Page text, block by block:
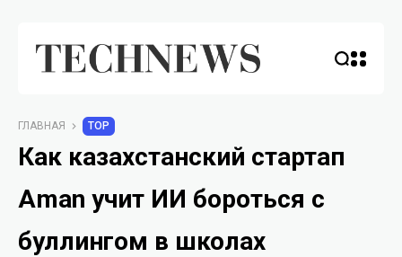
ГЛАВНАЯ TOP
Как казахстанский стартап
Aman учит ИИ бороться с
буллингом в школах